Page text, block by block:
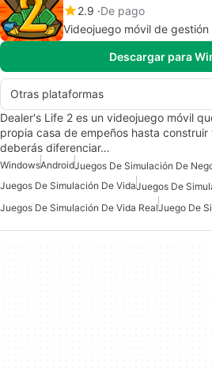
2.9 De pago
Videojuego móvil de
Descargar para
Otras plataformas
Dealer's Life 2 es un videojuego móvil
propia casa de empeños hasta
deberás diferenciar…
WindowsAndroid
Juegos De Simulación De Vida
Juegos De Simulación De Vida RealJuego De